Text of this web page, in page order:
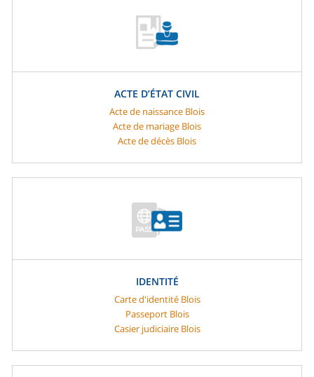
ACTE D’ÉTAT CIVIL
Acte de naissance Blois
Acte de mariage Blois
Acte de décès Blois
IDENTITÉ
Carte d'identité Blois
Passeport Blois
Casier judiciaire Blois